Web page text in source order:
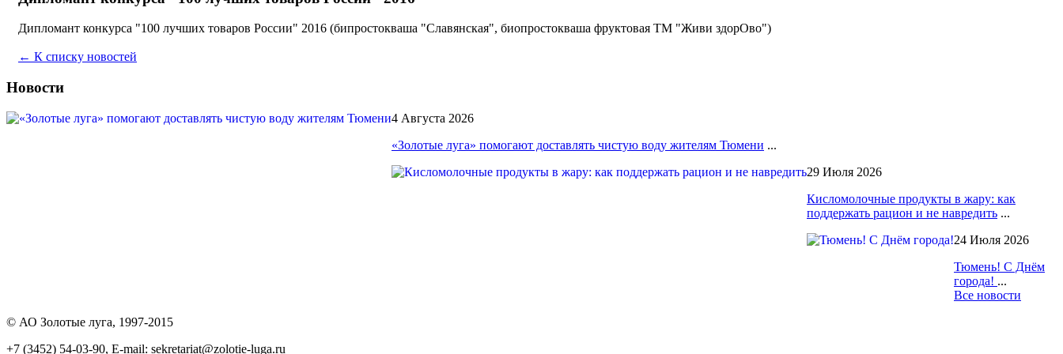
Дипломант конкурса "100 лучших товаров России" 2016 (бипростокваша "Славянская", биопростокваша фруктовая ТМ "Живи здорОво")
← К списку новостей
Новости
4 Августа 2026
«Золотые луга» помогают доставлять чистую воду жителям Тюмени ...
29 Июля 2026
Кисломолочные продукты в жару: как
поддержать рацион и не навредить ...
24 Июля 2026
Тюмень! С Днём
города! ...
Все новости
© АО Золотые луга, 1997-2015
+7 (3452) 54-03-90, E-mail: sekretariat@zolotie-luga.ru